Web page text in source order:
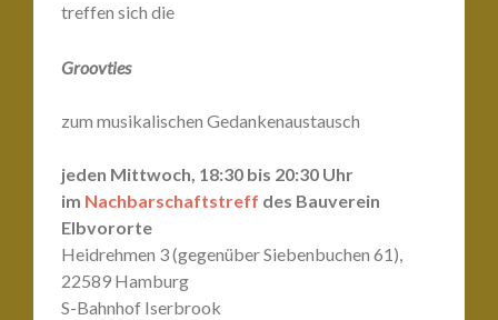
treffen sich die
Groovties
zum musikalischen Gedankenaustausch
jeden Mittwoch, 18:30 bis 20:30 Uhr
im Nachbarschaftstreff des Bauverein
Elbvororte
Heidrehmen 3 (gegenüber Siebenbuchen 61),
22589 Hamburg
S-Bahnhof Iserbrook